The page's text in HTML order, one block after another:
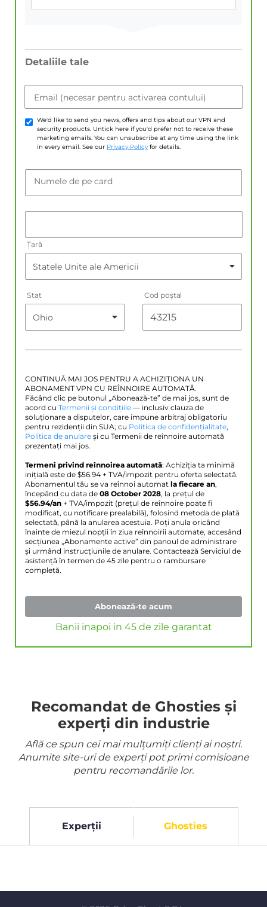
Detaliile tale
Email (necesar pentru activarea contului)
We'd like to send you news, offers and tips about our VPN and
security products. Untick here if you'd prefer not to receive these
marketing emails. You can unsubscribe at any time using the link
in every email. See our Privacy Policy for details.
Numele de pe card
Țară
Stat Cod poştal
CONTINUĂ MAI JOS PENTRU A ACHIZIȚIONA UN
ABONAMENT VPN CU REÎNNOIRE AUTOMATĂ.
Făcând clic pe butonul „Abonează-te” de mai jos, sunt de
acord cu Termenii și condițiile — inclusiv clauza de
soluționare a disputelor, care impune arbitraj obligatoriu
pentru rezidenții din SUA; cu Politica de confidențialitate,
Politica de anulare și cu Termenii de reînnoire automată
prezentați mai jos.
Termeni privind reînnoirea automată: Achiziția ta minimă
inițială este de $56.94 + TVA/impozit pentru oferta selectată.
Abonamentul tău se va reînnoi automat la fiecare an,
începând cu data de 08 October 2028, la prețul de
$56.94/an + TVA/impozit (prețul de reînnoire poate fi
modificat, cu notificare prealabilă), folosind metoda de plată
selectată, până la anularea acestuia. Poți anula oricând
înainte de miezul nopții în ziua reînnoirii automate, accesând
secțiunea „Abonamente active” din panoul de administrare
și urmând instrucțiunile de anulare. Contactează Serviciul de
asistență în termen de 45 zile pentru o rambursare
completă.
Abonează-te acum
Banii inapoi in 45 de zile garantat
Recomandat de Ghosties și
experți din industrie
Află ce spun cei mai mulțumiți clienți ai noștri.
Anumite site-uri de experți pot primi comisioane
pentru recomandările lor.
Experții Ghosties